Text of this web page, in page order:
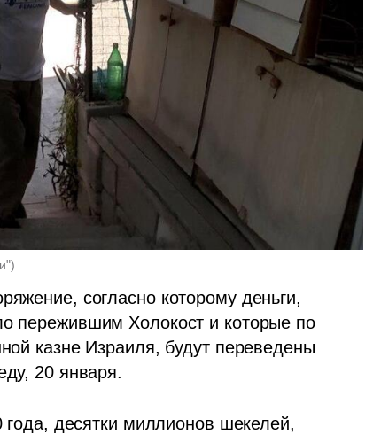
)
согласно которому деньги,
пережившим Холокост и которые по
казне Израиля, будут переведены
20 января.
года, десятки миллионов шекелей,